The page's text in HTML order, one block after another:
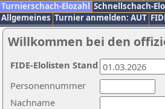
Turnierschach-Elozahl Schnellschach-
Allgemeines Turnier anmelden: AUT
Willkommen bei den
Nachname
Personennummer
FIDE-Elolisten Stand